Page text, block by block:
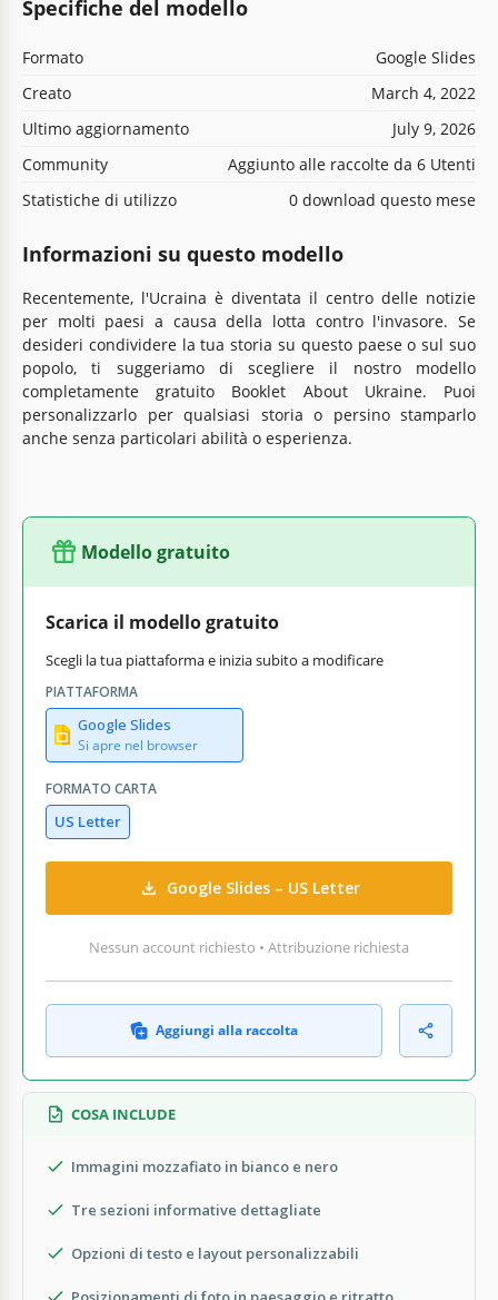
Specifiche del modello
Formato
Google Slides
Creato
March 4, 2022
Ultimo aggiornamento
July 9, 2026
Community
Aggiunto alle raccolte da 6 Utenti
Statistiche di utilizzo
0 download questo mese
Informazioni su questo modello
Recentemente, l'Ucraina è diventata il centro delle notizie
per molti paesi a causa della lotta contro l'invasore. Se
desideri condividere la tua storia su questo paese o sul suo
popolo, ti suggeriamo di scegliere il nostro modello
completamente gratuito Booklet About Ukraine. Puoi
personalizzarlo per qualsiasi storia o persino stamparlo
anche senza particolari abilità o esperienza.
Modello gratuito
Scarica il modello gratuito
Scegli la tua piattaforma e inizia subito a modificare
PIATTAFORMA
Google Slides
Si apre nel browser
FORMATO CARTA
US Letter
Google Slides – US Letter
Nessun account richiesto • Attribuzione richiesta
Aggiungi alla raccolta
COSA INCLUDE
Immagini mozzafiato in bianco e nero
Tre sezioni informative dettagliate
Opzioni di testo e layout personalizzabili